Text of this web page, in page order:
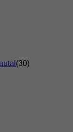
(30)